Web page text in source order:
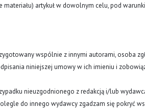
materiału) artykuł w dowolnym celu, pod
wspólnie z innymi autorami, osoba
niniejszej umowy w ich imieniu i
nieuzgodnionego z redakcją i/lub
do innego wydawcy zgadzam się pokryć